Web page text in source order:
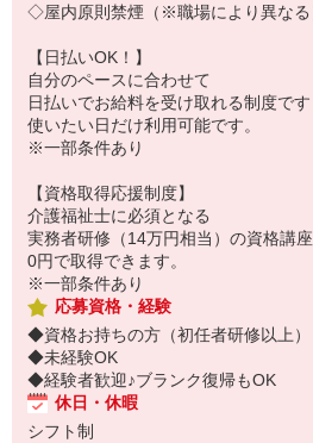
◇屋内原則禁煙（※職場により異なる
【日払いOK！】
自分のペースに合わせて
日払いでお給料を受け取れる制度です
使いたい日だけ利用可能です。
※一部条件あり
【資格取得応援制度】
介護福祉士に必須となる
実務者研修（14万円相当）の資格講
0円で取得できます。
※一部条件あり
応募資格・経験
◆資格お持ちの方（初任者研修以上）
◆未経験OK
◆経験者歓迎♪ブランク復帰もOK
休日・休暇
シフト制